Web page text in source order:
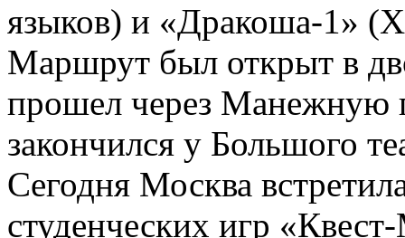
языков) и «Дракоша-1»
Маршрут был открыт в
прошел через Манежную
закончился у Большого
Сегодня Москва
студенческих игр